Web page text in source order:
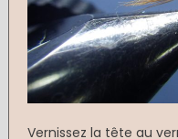
Vernissez la tête au